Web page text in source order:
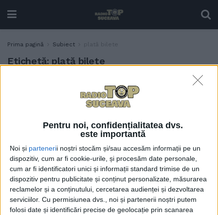
Pentru noi, confidențialitatea dvs.
este importantă
Noi și partenerii noștri stocăm și/sau accesăm informații pe un
dispozitiv, cum ar fi cookie-urile, și procesăm date personale,
cum ar fi identificatori unici și informații standard trimise de un
dispozitiv pentru publicitate și conținut personalizate, măsurarea
reclamelor și a conținutului, cercetarea audienței și dezvoltarea
serviciilor. Cu permisiunea dvs., noi și partenerii noștri putem
folosi date și identificări precise de geolocație prin scanarea
Prima pagină Subiect plată bilete
Etichetă: plată bilete
Gabriel Petruc, directorul
TPL: Se trece încetul cu
încetul pe partea aceasta de
aplicație sau prin SMS.
Așteptăm să avem POS-uri
în autobuze și atunci să
putem să scoatem
taxatoarele cu totul
5 DECEMBRIE, 2025